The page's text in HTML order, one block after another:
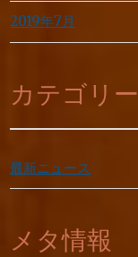
2019年7月
カテゴリー
最新ニュース
メタ情報